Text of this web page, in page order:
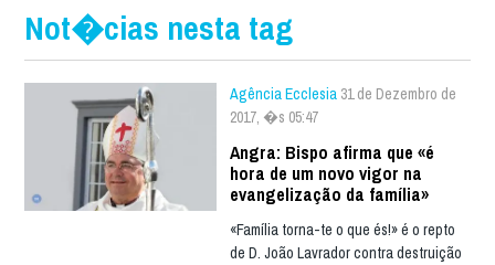
Not�cias nesta tag
Agência Ecclesia 31 de Dezembro de
2017, �s 05:47
Angra: Bispo afirma que «é
hora de um novo vigor na
evangelização da família»
«Família torna-te o que és!» é o repto
de D. João Lavrador contra destruição